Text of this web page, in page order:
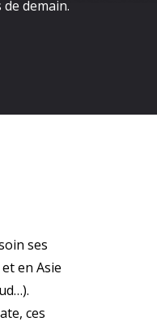
demain.
ses
en Asie
ces